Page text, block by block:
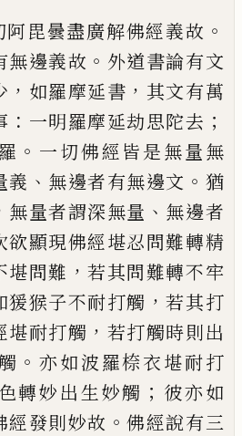
阿毘曇盡廣解佛經義故 。
無邊義故 。 外道書論有文
， 如羅摩延書 ， 其文有萬
： 一明羅摩延劫思陀去 ；
羅 。 一切佛經皆是無量無
義 、 無邊者有無邊文 。 猶
無量者謂深無量 、 無邊者
欲顯現佛經堪忍問難轉精
堪問難 ，若其問難轉不牢
猨猴子不耐打觸 ，若其打
堪耐打觸 ， 若打觸時則出
。亦如波羅㮈衣堪耐打
轉妙出生妙觸 ； 彼亦如
經發則妙故 。佛經說有三